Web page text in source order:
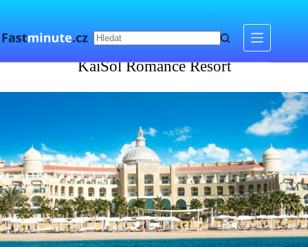
KaiSol Romance Resort
KaiSol Romance Resort